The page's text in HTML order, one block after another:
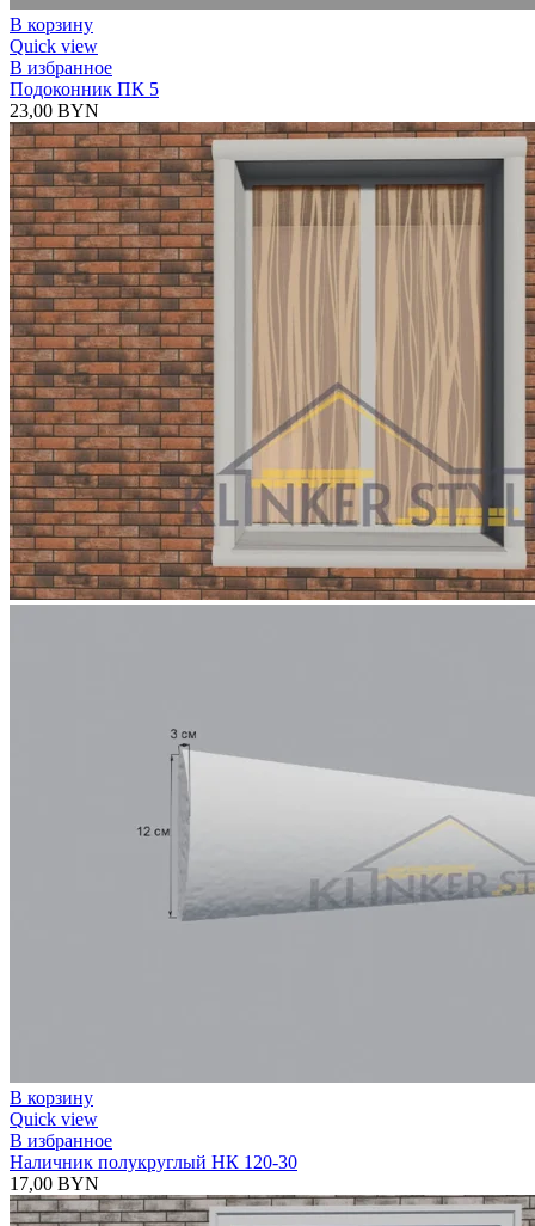
В корзину
Quick view
В избранное
Подоконник ПК 5
23,00 BYN
В корзину
Quick view
В избранное
Наличник полукруглый НК 120-30
17,00 BYN